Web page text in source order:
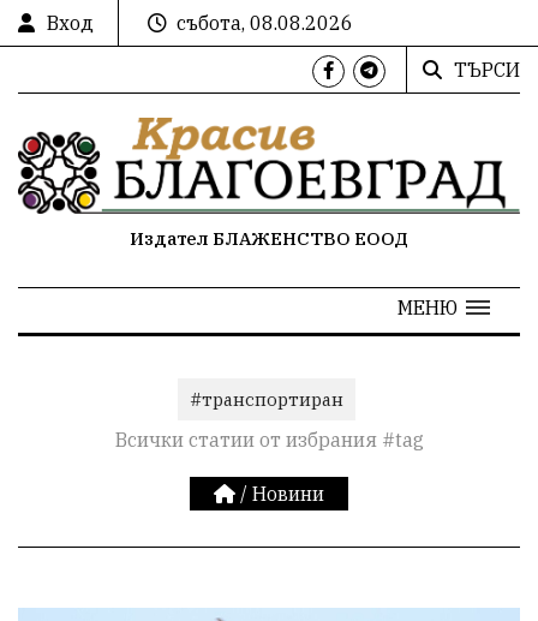
Вход
събота, 08.08.2026
ТЪРСИ
Издател БЛАЖЕНСТВО ЕООД
МЕНЮ
#транспортиран
Всички статии от избрания #tag
/ Новини